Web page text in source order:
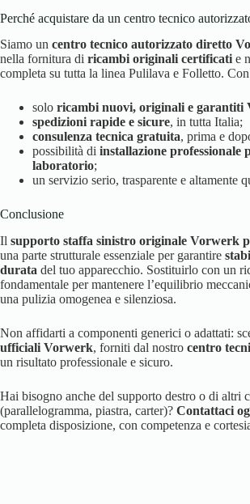
Perché acquistare da un centro tecnico
Siamo un centro tecnico autorizzato diretto
nella fornitura di ricambi originali certificati e
completa su tutta la linea Pulilava e Folletto.
solo ricambi nuovi, originali e garantiti
spedizioni rapide e sicure, in tutta Italia;
consulenza tecnica gratuita, prima e
possibilità di installazione professionale
laboratorio;
un servizio serio, trasparente e altamente
Conclusione
Il supporto staffa sinistro originale Vorwerk
una parte strutturale essenziale per garantire
durata del tuo apparecchio. Sostituirlo con un
fondamentale per mantenere l’equilibrio
una pulizia omogenea e silenziosa.
Non affidarti a componenti generici o adattati:
ufficiali Vorwerk, forniti dal nostro centro
un risultato professionale e sicuro.
Hai bisogno anche del supporto destro o di altri
(parallelogramma, piastra, carter)? Contattaci
completa disposizione, con competenza e